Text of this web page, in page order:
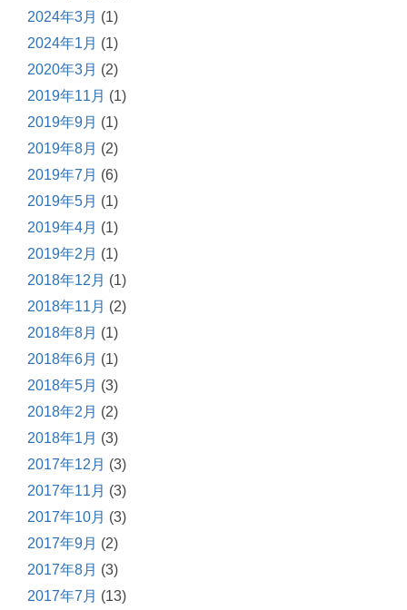
2024年3月 (1)
2024年1月 (1)
2020年3月 (2)
2019年11月 (1)
2019年9月 (1)
2019年8月 (2)
2019年7月 (6)
2019年5月 (1)
2019年4月 (1)
2019年2月 (1)
2018年12月 (1)
2018年11月 (2)
2018年8月 (1)
2018年6月 (1)
2018年5月 (3)
2018年2月 (2)
2018年1月 (3)
2017年12月 (3)
2017年11月 (3)
2017年10月 (3)
2017年9月 (2)
2017年8月 (3)
2017年7月 (13)